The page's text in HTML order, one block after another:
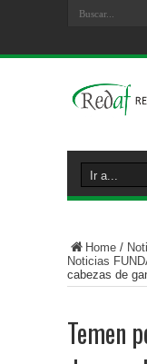
Home /
Noticias
cabezas de
Temen